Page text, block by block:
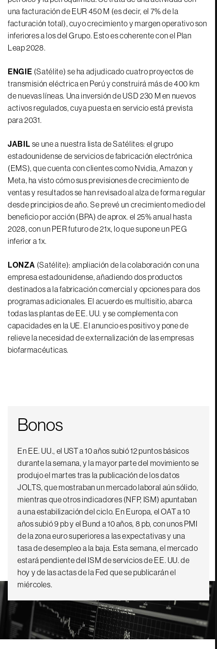
una facturación de EUR 450 M (es decir, el 7% de la
facturación total), cuyo crecimiento y margen operativo son
inferiores a los del Grupo. Esto es coherente con el Plan
Leap 2028.
ENGIE (Satélite) se ha adjudicado cuatro proyectos de
transmisión eléctrica en Perú y construirá más de 400 km
de nuevas líneas. Una inversión de USD 230 M en nuevos
activos regulados, cuya puesta en servicio está prevista
para 2031.
JABIL se une a nuestra lista de Satélites: el grupo
estadounidense de servicios de fabricación electrónica
(EMS), que cuenta con clientes como Nvidia, Amazon y
Meta, ha visto cómo sus previsiones de crecimiento de
ventas y resultados se han revisado al alza de forma regular
desde principios de año. Se prevé un crecimiento medio del
beneficio por acción (BPA) de aprox. el 25% anual hasta
2028, con un PER futuro de 21x, lo que supone un PEG
inferior a 1x.
LONZA (Satélite): ampliación de la colaboración con una
empresa estadounidense, añadiendo dos productos
destinados a la fabricación comercial y opciones para dos
programas adicionales. El acuerdo es multisitio, abarca
todas las plantas de EE. UU. y se complementa con
capacidades en la UE. El anuncio es positivo y pone de
relieve la necesidad de externalización de las empresas
biofarmacéuticas.
Bonos
En EE. UU., el UST a 10 años subió 12 puntos básicos
durante la semana, y la mayor parte del movimiento se
produjo el martes tras la publicación de los datos
JOLTS, que mostraban un mercado laboral aún sólido,
mientras que otros indicadores (NFP, ISM) apuntaban
a una estabilización del ciclo. En Europa, el OAT a 10
años subió 9 pb y el Bund a 10 años, 8 pb, con unos PMI
de la zona euro superiores a las expectativas y una
tasa de desempleo a la baja. Esta semana, el mercado
estará pendiente del ISM de servicios de EE. UU. de
hoy y de las actas de la Fed que se publicarán el
miércoles.